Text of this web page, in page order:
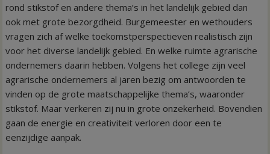
rond stikstof en andere thema’s in het landelijk gebied dan
ook met grote bezorgdheid. Burgemeester en wethouders
vragen zich af welke toekomstperspectieven realistisch zijn
voor het diverse landelijk gebied. En welke ruimte agrarische
ondernemers daarin hebben. Volgens het college zijn veel
agrarische ondernemers al jaren bezig om antwoorden te
vinden op de grote maatschappelijke thema’s, waaronder
stikstof. Maar verkeren zij nu in grote onzekerheid. Bovendien
gaan de energie en creativiteit verloren door een te
eenzijdige aanpak.